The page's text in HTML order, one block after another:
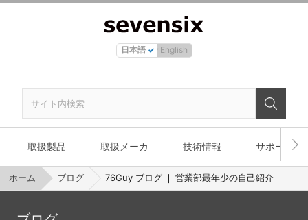
日本語 English
取扱製品 取扱メーカ 技術情報 サポート
ホーム ブログ 76Guy ブログ ❘ 営業部最年少の自己紹介